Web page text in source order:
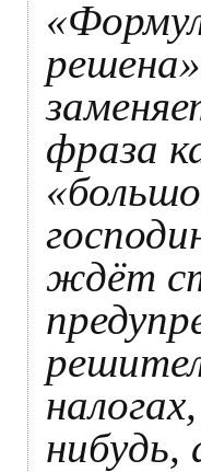
фраза
ждёт
нибудь,